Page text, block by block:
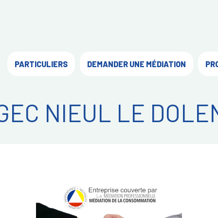
PARTICULIERS DEMANDER UNE MÉDIATION
NIEUL LE